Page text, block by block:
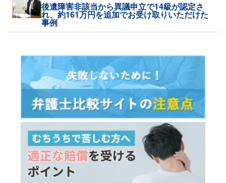
後遺障害非該当から異議申立で14級が認定さ
れ、約161万円を追加でお受け取りいただけた
事例